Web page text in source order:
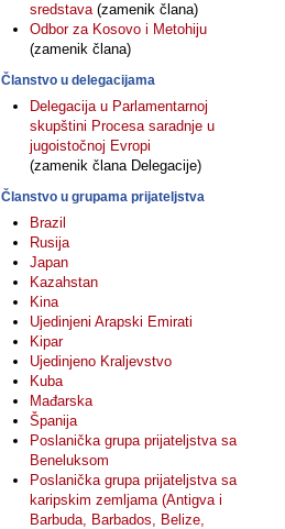
sredstava (zamenik člana)
Odbor za Kosovo i Metohiju
(zamenik člana)
Članstvo u delegacijama
Delegacija u Parlamentarnoj
skupštini Procesa saradnje u
jugoistočnoj Evropi
(zamenik člana Delegacije)
Članstvo u grupama prijateljstva
Brazil
Rusija
Japan
Kazahstan
Kina
Ujedinjeni Arapski Emirati
Kipar
Ujedinjeno Kraljevstvo
Kuba
Mađarska
Španija
Poslanička grupa prijateljstva sa
Beneluksom
Poslanička grupa prijateljstva sa
karipskim zemljama (Antigva i
Barbuda, Barbados, Belize,